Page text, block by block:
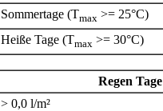
Sommertage (Tmax >= 25°C)
Heiße Tage (Tmax >= 30°C)
Regen Tage
> 0,0 l/m²